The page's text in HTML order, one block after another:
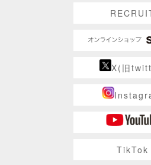
X(旧
TikTok